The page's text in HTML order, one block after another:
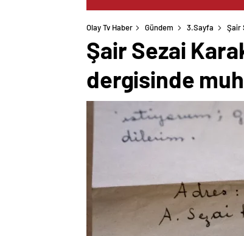
Olay Tv Haber Gündem 3.Sayfa Şair
Şair Sezai
dergisinde